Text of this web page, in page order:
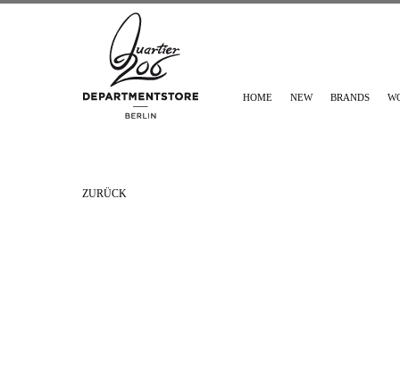
HOME NEW BRANDS
ZURÜCK